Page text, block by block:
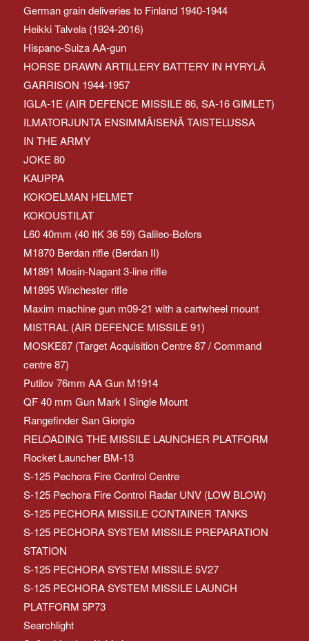
German grain deliveries to Finland 1940-1944
Heikki Talvela (1924-2016)
Hispano-Suiza AA-gun
HORSE DRAWN ARTILLERY BATTERY IN HYRYLÄ
GARRISON 1944-1957
IGLA-1E (AIR DEFENCE MISSILE 86, SA-16 GIMLET)
ILMATORJUNTA ENSIMMÄISENÄ TAISTELUSSA
IN THE ARMY
JOKE 80
KAUPPA
KOKOELMAN HELMET
KOKOUSTILAT
L60 40mm (40 ItK 36 59) Galileo-Bofors
M1870 Berdan rifle (Berdan II)
M1891 Mosin-Nagant 3-line rifle
M1895 Winchester rifle
Maxim machine gun m09-21 with a cartwheel mount
MISTRAL (AIR DEFENCE MISSILE 91)
MOSKE87 (Target Acquisition Centre 87 / Command
centre 87)
Putilov 76mm AA Gun M1914
QF 40 mm Gun Mark I Single Mount
Rangefinder San Giorgio
RELOADING THE MISSILE LAUNCHER PLATFORM
Rocket Launcher BM-13
S-125 Pechora Fire Control Centre
S-125 Pechora Fire Control Radar UNV (LOW BLOW)
S-125 PECHORA MISSILE CONTAINER TANKS
S-125 PECHORA SYSTEM MISSILE PREPARATION
STATION
S-125 PECHORA SYSTEM MISSILE 5V27
S-125 PECHORA SYSTEM MISSILE LAUNCH
PLATFORM 5P73
Searchlight